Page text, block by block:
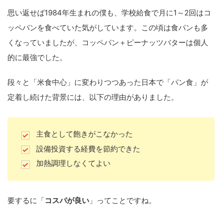
思い返せば1984年生まれの僕も、学校給食で月に1～2回はコ
ッペパンを食べていた気がしています。この頃は食パンも多
くなっていましたが、コッペパン＋ピーナッツバターは個人
的に最強でした。
段々と「米食中心」に変わりつつあった日本で「パン食」が
定着し続けた背景には、以下の理由がありました。
主食として飽きがこなかった
設備投資する経費を節約できた
加熱調理しなくてよい
要するに「コスパが良い 」ってことですね。